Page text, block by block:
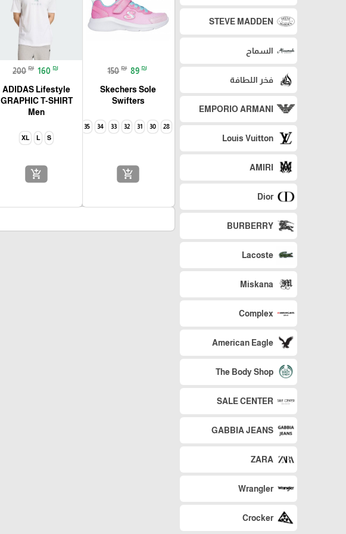
STEVE MADDEN
السماح
فخر اللطافة
EMPORIO ARMANI
Louis Vuitton
AMIRI
Dior
BURBERRY
Lacoste
Miskana
Complex
American Eagle
The Body Shop
SALE CENTER
GABBIA JEANS
ZARA
Wrangler
Crocker
150 ₪ 89 ₪
Skechers Sole
Swifters
28
30
31
32
33
34
35
add_shopping_cart
200 ₪ 160 ₪
ADIDAS Lifestyle
GRAPHIC T-SHIRT
Men
S
L
XL
add_shopping_cart